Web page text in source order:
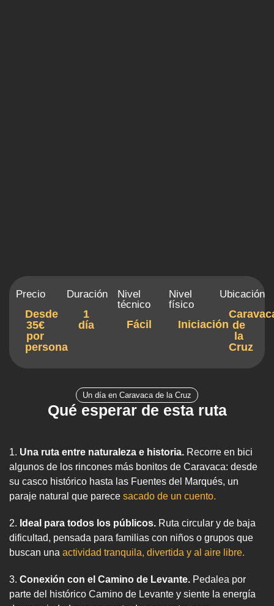
Precio
Desde
35€
por
persona
Duración
1
día
Nivel
técnico
Fácil
Nivel
físico
Iniciación
Ubicación
de
la
Cruz
Un día en Caravaca de la Cruz
Qué esperar de esta ruta
1. Una ruta entre naturaleza e historia. Recorre en bici
algunos de los rincones más bonitos de Caravaca: desde
su casco histórico hasta las Fuentes del Marqués, un
paraje natural que parece sacado de un cuento.
2. Ideal para todos los públicos. Ruta circular y de baja
dificultad, pensada para familias con niños o grupos que
buscan una actividad tranquila, divertida y al aire libre.
3. Conexión con el Camino de Levante. Pedalea por
parte del histórico Camino de Levante y siente la energía